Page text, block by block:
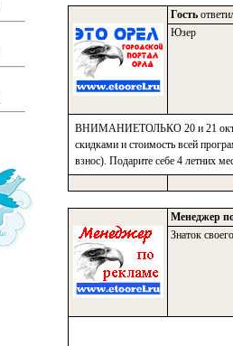
Гость
Юзер
ВНИМАНИЕТОЛЬКО 20 и 21
скидками и стоимость всей
взнос). Подарите себе 4
Менеджер
Знаток